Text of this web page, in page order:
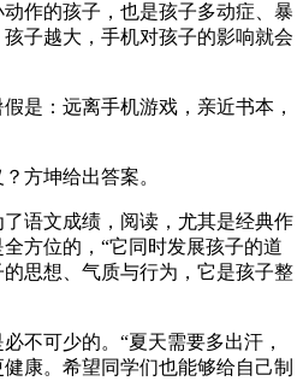
作的孩子，也是孩子多动症、暴
子越大，手机对孩子的影响就会
：远离手机游戏，亲近书本，
方坤给出答案。
文成绩，阅读，尤其是经典作
方位的，“它同时发展孩子的道
思想、气质与行为，它是孩子整
可少的。“夏天需要多出汗，
康。希望同学们也能够给自己制